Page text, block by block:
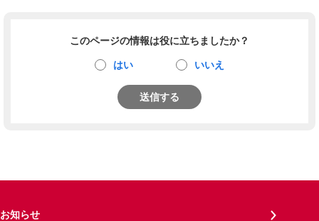
このページの情報は役に立ちましたか？
はい いいえ
送信する
お知らせ